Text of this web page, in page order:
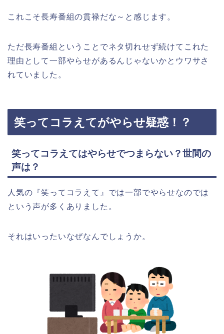
これこそ長寿番組の貫禄だな～と感じます。
ただ長寿番組ということでネタ切れせず続けてこれた
理由として一部やらせがあるんじゃないかとウワサさ
れていました。
笑ってコラえてがやらせ疑惑！？
笑ってコラえてはやらせでつまらない？世間の
声は？
人気の『笑ってコラえて』では一部でやらせなのでは
という声が多くありました。
それはいったいなぜなんでしょうか。